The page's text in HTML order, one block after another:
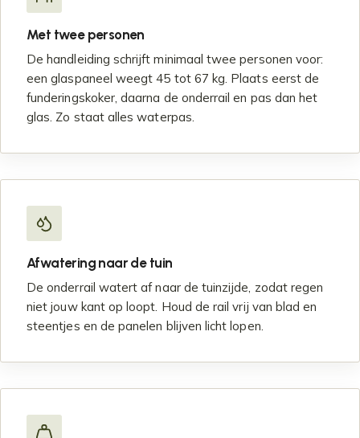
Met twee personen
De handleiding schrijft minimaal twee personen voor:
een glaspaneel weegt 45 tot 67 kg. Plaats eerst de
funderingskoker, daarna de onderrail en pas dan het
glas. Zo staat alles waterpas.
Afwatering naar de tuin
De onderrail watert af naar de tuinzijde, zodat regen
niet jouw kant op loopt. Houd de rail vrij van blad en
steentjes en de panelen blijven licht lopen.